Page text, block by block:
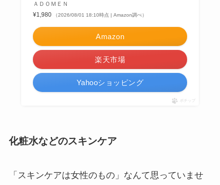
ＡＤＯＭＥＮ
¥1,980
（2026/08/01 18:10時点 | Amazon調べ）
Amazon
楽天市場
Yahooショッピング
ポチップ
化粧水などのスキンケア
「スキンケアは女性のもの」なんて思っていませ